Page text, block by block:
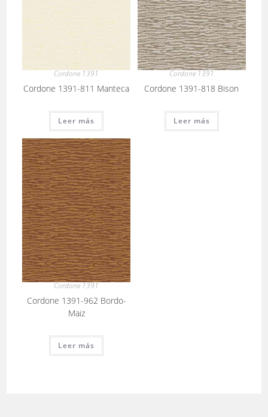
Cordone 1391
Cordone 1391-811 Manteca
Leer más
Cordone 1391
Cordone 1391-818 Bison
Leer más
Cordone 1391
Cordone 1391-962 Bordo-
Maiz
Leer más